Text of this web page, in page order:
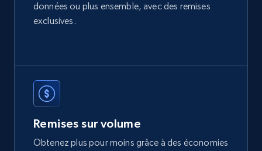
ID, User posted, Name, Description, Date
posted, Photos, URL, Quoted post, and more.
10.3K+
TikTok - Profiles
données ou plus ensemble, avec des remises
exclusives.
Remises sur volume
Obtenez plus pour moins grâce à des économies